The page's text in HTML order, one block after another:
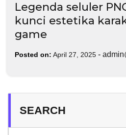
Legenda seluler
kunci estetika
game
Posted on: April 27, 2025 -
SEARCH